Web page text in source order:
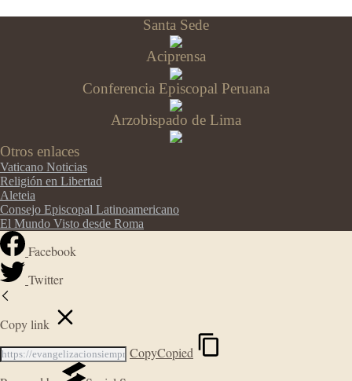
Santa Sede
Aciprensa
Conferencia Episcopal Peruana
Arzobispado de Lima
Otros enlaces
Vaticano Noticias
Religión en Libertad
Aleteia
Consejo Episcopal Latinoamericano
El Mundo Visto desde Roma
Facebook
Twitter
Copy link
CopyCopied